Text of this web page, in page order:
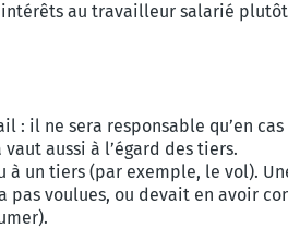
au travailleur salarié plutôt
il ne sera responsable qu’en
aussi à l’égard des tiers.
un tiers (par exemple, le vol).
voulues, ou devait en avoir